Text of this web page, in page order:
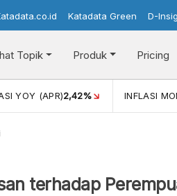
Katadata Green D-
Topik Produk Pricing
YOY (APR)2,42% INFLASI
terhadap